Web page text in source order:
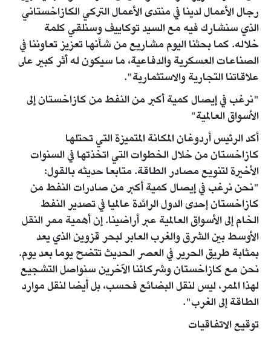
رجال الأعمال لدينا في منتدى الأعمال التركي الكازاخستاني
الذي سنشارك فيه مع السيد توكاييف وسنلقي كلمة
خلاله. كما بحثنا اليوم مشاريع من شأنها تعزيز تعاوننا في
الصناعات العسكرية والدفاعية، ما سيكون له أثر كبير على
علاقاتنا التجارية والاستثمارية".
"نرغب في إيصال كمية أكبر من النفط من كازاخستان إلى
الأسواق العالمية"
أكد الرئيس أردوغان المكانة المتميزة التي تحتلها
كازاخستان من خلال الخطوات التي اتخذتها في السنوات
الأخيرة لتنويع مصادر الطاقة. متابعا حديثه بالقول:
"نحن نرغب في إيصال كمية أكبر من صادرات النفط من
كازاخستان إحدى الدول الرائدة عالميا في تصدير النفط
الخام إلى الأسواق العالمية عبر أراضينا. إن أهمية ممر النقل
الأوسط بين الشرق والغرب العابر لبحر قزوين الذي يعد
بمثابة طريق الحرير في العصر الحديث تتضح يوما بعد يوم.
نحن مع كازاخستان وشركائنا الآخرين سنواصل التشجيع
لهذا الممر، ليس لنقل البضائع فحسب، بل أيضا لنقل موارد
الطاقة إلى الغرب".
توقيع الاتفاقيات